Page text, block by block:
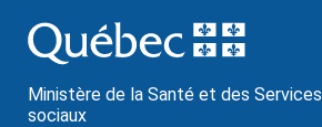
au
contenu
Ministère de la Santé et des Services
sociaux